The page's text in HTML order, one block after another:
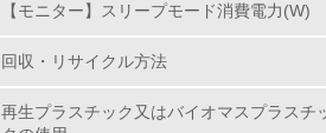
11. <L1> 環境配慮型製品・
12. <L2> 環境配慮型製品・
【モニター】スリープモード消費電力(W)
回収・リサイクル方法
再生プラスチック又はバイオマスプラスチ